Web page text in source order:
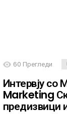
60 Прегледи
Интервју со
Marketing
предизвици